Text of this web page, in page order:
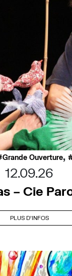
Grande Ouverture,
12.09.26
– Cie
PLUS D'INFOS